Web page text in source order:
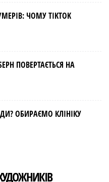
ЧОМУ TIKTOK
ПОВЕРТАЄТЬСЯ НА
ОБИРАЄМО КЛІНІКУ